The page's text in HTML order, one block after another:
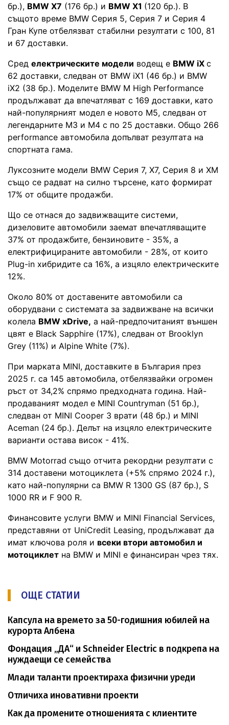
бр.), BMW X7 (176 бр.) и BMW X1 (120 бр.). В
същото време BMW Серия 5, Серия 7 и Серия 4
Гран Купе отбелязват стабилни резултати с 100, 81
и 67 доставки.
Сред електрическите модели водещ е BMW iX с
62 доставки, следван от BMW iX1 (46 бр.) и BMW
iX2 (38 бр.). Моделите BMW M High Performance
продължават да впечатляват с 169 доставки, като
най-популярният модел е новото M5, следван от
легендарните M3 и M4 с по 25 доставки. Общо 266
performance автомобила допълват резултата на
спортната гама.
Луксозните модели BMW Серия 7, X7, Серия 8 и XM
също се радват на силно търсене, като формират
17% от общите продажби.
Що се отнася до задвижващите системи,
дизеловите автомобили заемат впечатляващите
37% от продажбите, бензиновите - 35%, а
електрифицираните автомобили - 28%, от които
Plug-in хибридите са 16%, а изцяло електрическите
12%.
Около 80% от доставените автомобили са
оборудвани с системата за задвижване на всички
колела BMW xDrive, а най-предпочитаният външен
цвят е Black Sapphire (17%), следван от Brooklyn
Grey (11%) и Alpine White (7%).
При марката MINI, доставките в България през
2025 г. са 145 автомобила, отбелязвайки огромен
ръст от 34,2% спрямо предходната година. Най-
продаваният модел е MINI Countryman (51 бр.),
следван от MINI Cooper 3 врати (48 бр.) и MINI
Aceman (24 бр.). Делът на изцяло електрическите
варианти остава висок - 41%.
BMW Motorrad също отчита рекордни резултати с
314 доставени мотоциклета (+5% спрямо 2024 г.),
като най-популярни са BMW R 1300 GS (87 бр.), S
1000 RR и F 900 R.
Финансовите услуги BMW и MINI Financial Services,
представяни от UniCredit Leasing, продължават да
имат ключова роля и всеки втори автомобил и
мотоциклет на BMW и MINI е финансиран чрез тях.
ОЩЕ СТАТИИ
Капсула на времето за 50-годишния юбилей на
курорта Албена
Фондация „ДА“ и Schneider Electric в подкрепа на
нуждаещи се семейства
Млади таланти проектираха физични уреди
Отличиха иновативни проекти
Как да промените отношенията с клиентите